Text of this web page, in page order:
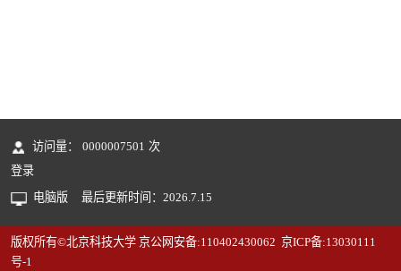
访问量： 0000007501 次
登录
电脑版
最后更新时间： 2026.7.15
版权所有©北京科技大学 京公网安备:110402430062 京ICP备:13030111
号-1